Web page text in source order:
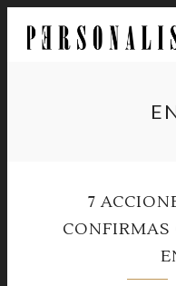
7
CONFIRMAS